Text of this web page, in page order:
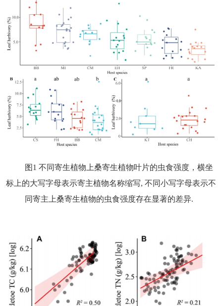
图 1 不同寄生植物上桑寄生植物叶片的虫食强度，横坐
标上的大写字母表示寄主植物名称缩写, 不同小写字母表示不
同寄主上桑寄生植物的虫食强度存在显著的差异.